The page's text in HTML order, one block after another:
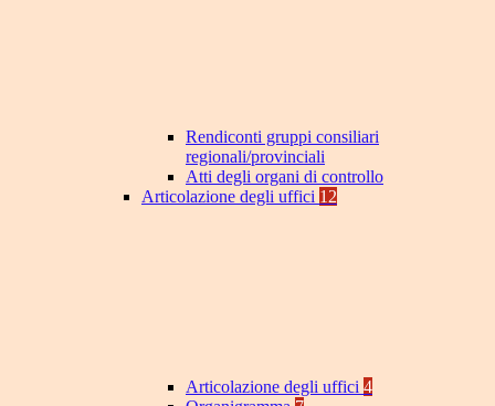
Rendiconti gruppi consiliari
regionali/provinciali
Atti degli organi di controllo
Articolazione degli uffici 12
Articolazione degli uffici 4